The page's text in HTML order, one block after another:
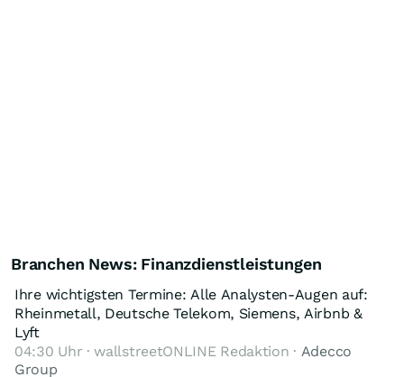
Branchen News: Finanzdienstleistungen
Ihre wichtigsten Termine: Alle Analysten-Augen auf:
Rheinmetall, Deutsche Telekom, Siemens, Airbnb &
Lyft
04:30 Uhr · wallstreetONLINE Redaktion · Adecco
Group